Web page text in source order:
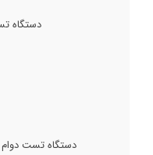
دستگاه
دستگاه تست